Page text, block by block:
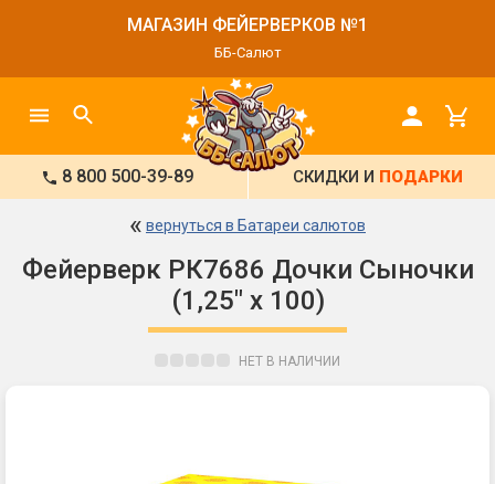
МАГАЗИН ФЕЙЕРВЕРКОВ №1
ББ-Салют
8 800 500-39-89 СКИДКИ И ПОДАРКИ
« вернуться в Батареи салютов
Фейерверк РК7686 Дочки Сыночки
(1,25" х 100)
НЕТ В НАЛИЧИИ